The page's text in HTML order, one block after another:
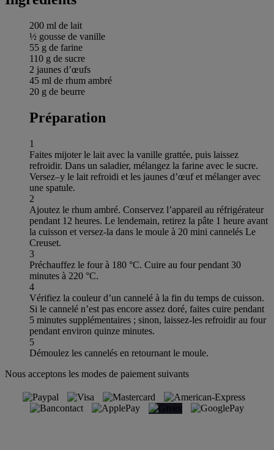
200 ml de lait
½ gousse de vanille
55 g de farine
110 g de sucre
2 jaunes d’œufs
45 ml de rhum ambré
20 g de beurre
Préparation
1
Faites mijoter le lait avec la vanille grattée, puis laissez
refroidir. Dans un saladier, mélangez la farine avec le sucre.
Versez–y le lait refroidi et les jaunes d’œuf et mélanger avec
une spatule.
2
Ajoutez le rhum ambré. Conservez l’appareil au réfrigérateur
pendant 12 heures. Le lendemain, retirez la pâte 1 heure avant
la cuisson et versez-la dans le moule à 20 mini cannelés Le
Creuset.
3
Préchauffez le four à 180 °C. Cuire au four pendant 30
minutes à 220 °C.
4
Vérifiez la couleur d’un cannelé à la fin du temps de cuisson.
Si le cannelé n’est pas encore assez doré, faites cuire pendant
5 minutes supplémentaires ; sinon, laissez-les refroidir au four
pendant environ quinze minutes.
5
Démoulez les cannelés en retournant le moule.
Nous acceptons les modes de paiement suivants